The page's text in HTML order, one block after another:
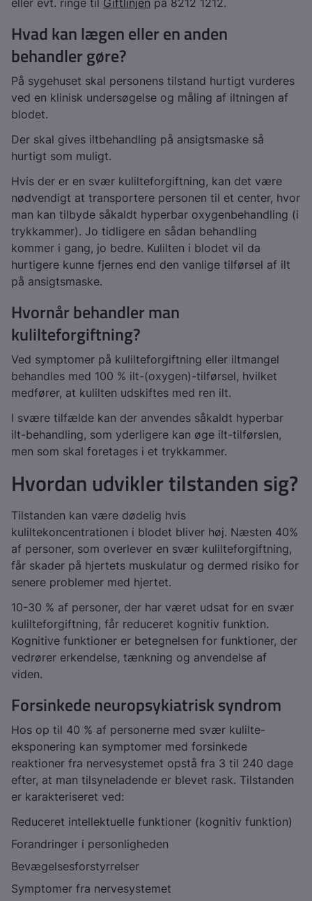
eller evt. ringe til Giftlinjen på 8212 1212.
Hvad kan lægen eller en anden
behandler gøre?
På sygehuset skal personens tilstand hurtigt vurderes
ved en klinisk undersøgelse og måling af iltningen af
blodet.
Der skal gives iltbehandling på ansigtsmaske så
hurtigt som muligt.
Hvis der er en svær kulilteforgiftning, kan det være
nødvendigt at transportere personen til et center, hvor
man kan tilbyde såkaldt hyperbar oxygenbehandling (i
trykkammer). Jo tidligere en sådan behandling
kommer i gang, jo bedre. Kulilten i blodet vil da
hurtigere kunne fjernes end den vanlige tilførsel af ilt
på ansigtsmaske.
Hvornår behandler man
kulilteforgiftning?
Ved symptomer på kulilteforgiftning eller iltmangel
behandles med 100 % ilt-(oxygen)-tilførsel, hvilket
medfører, at kulilten udskiftes med ren ilt.
I svære tilfælde kan der anvendes såkaldt hyperbar
ilt-behandling, som yderligere kan øge ilt-tilførslen,
men som skal foretages i et trykkammer.
Hvordan udvikler tilstanden sig?
Tilstanden kan være dødelig hvis
kuliltekoncentrationen i blodet bliver høj. Næsten 40%
af personer, som overlever en svær kulilteforgiftning,
får skader på hjertets muskulatur og dermed risiko for
senere problemer med hjertet.
10-30 % af personer, der har været udsat for en svær
kulilteforgiftning, får reduceret kognitiv funktion.
Kognitive funktioner er betegnelsen for funktioner, der
vedrører erkendelse, tænkning og anvendelse af
viden.
Forsinkede neuropsykiatrisk syndrom
Hos op til 40 % af personerne med svær kulilte-
eksponering kan symptomer med forsinkede
reaktioner fra nervesystemet opstå fra 3 til 240 dage
efter, at man tilsyneladende er blevet rask. Tilstanden
er karakteriseret ved:
Reduceret intellektuelle funktioner (kognitiv funktion)
Forandringer i personligheden
Bevægelsesforstyrrelser
Symptomer fra nervesystemet